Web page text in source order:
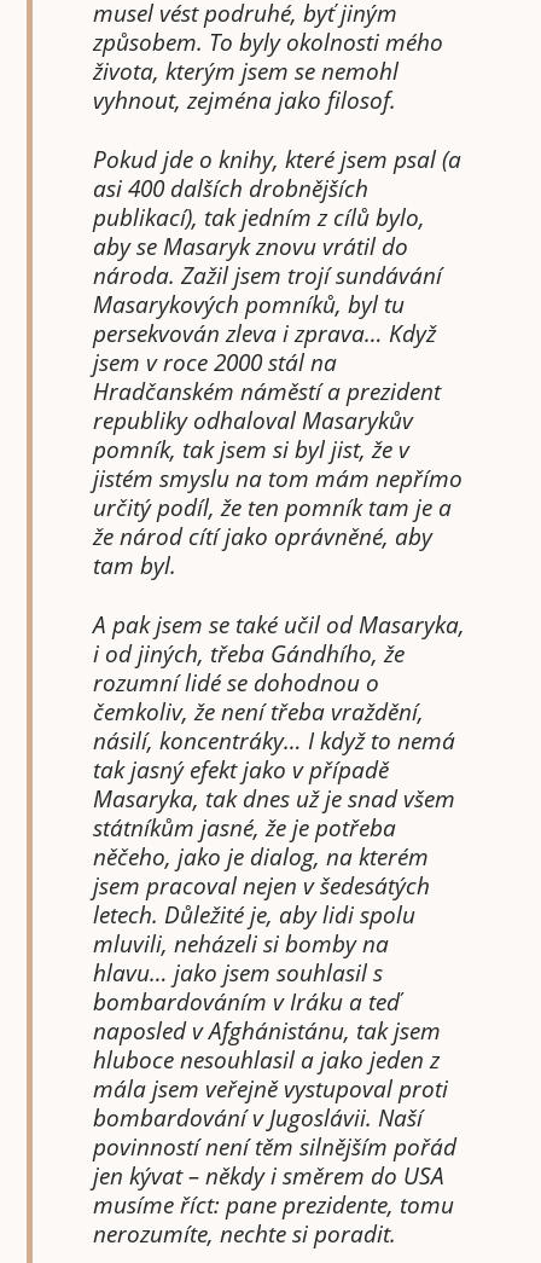
musel vést podruhé, byť jiným
způsobem. To byly okolnosti mého
života, kterým jsem se nemohl
vyhnout, zejména jako filosof.
Pokud jde o knihy, které jsem psal (a
asi 400 dalších drobnějších
publikací), tak jedním z cílů bylo,
aby se Masaryk znovu vrátil do
národa. Zažil jsem trojí sundávání
Masarykových pomníků, byl tu
persekvován zleva i zprava… Když
jsem v roce 2000 stál na
Hradčanském náměstí a prezident
republiky odhaloval Masarykův
pomník, tak jsem si byl jist, že v
jistém smyslu na tom mám nepřímo
určitý podíl, že ten pomník tam je a
že národ cítí jako oprávněné, aby
tam byl.
A pak jsem se také učil od Masaryka,
i od jiných, třeba Gándhího, že
rozumní lidé se dohodnou o
čemkoliv, že není třeba vraždění,
násilí, koncentráky… I když to nemá
tak jasný efekt jako v případě
Masaryka, tak dnes už je snad všem
státníkům jasné, že je potřeba
něčeho, jako je dialog, na kterém
jsem pracoval nejen v šedesátých
letech. Důležité je, aby lidi spolu
mluvili, neházeli si bomby na
hlavu… jako jsem souhlasil s
bombardováním v Iráku a teď
naposled v Afghánistánu, tak jsem
hluboce nesouhlasil a jako jeden z
mála jsem veřejně vystupoval proti
bombardování v Jugoslávii. Naší
povinností není těm silnějším pořád
jen kývat – někdy i směrem do USA
musíme říct: pane prezidente, tomu
nerozumíte, nechte si poradit.